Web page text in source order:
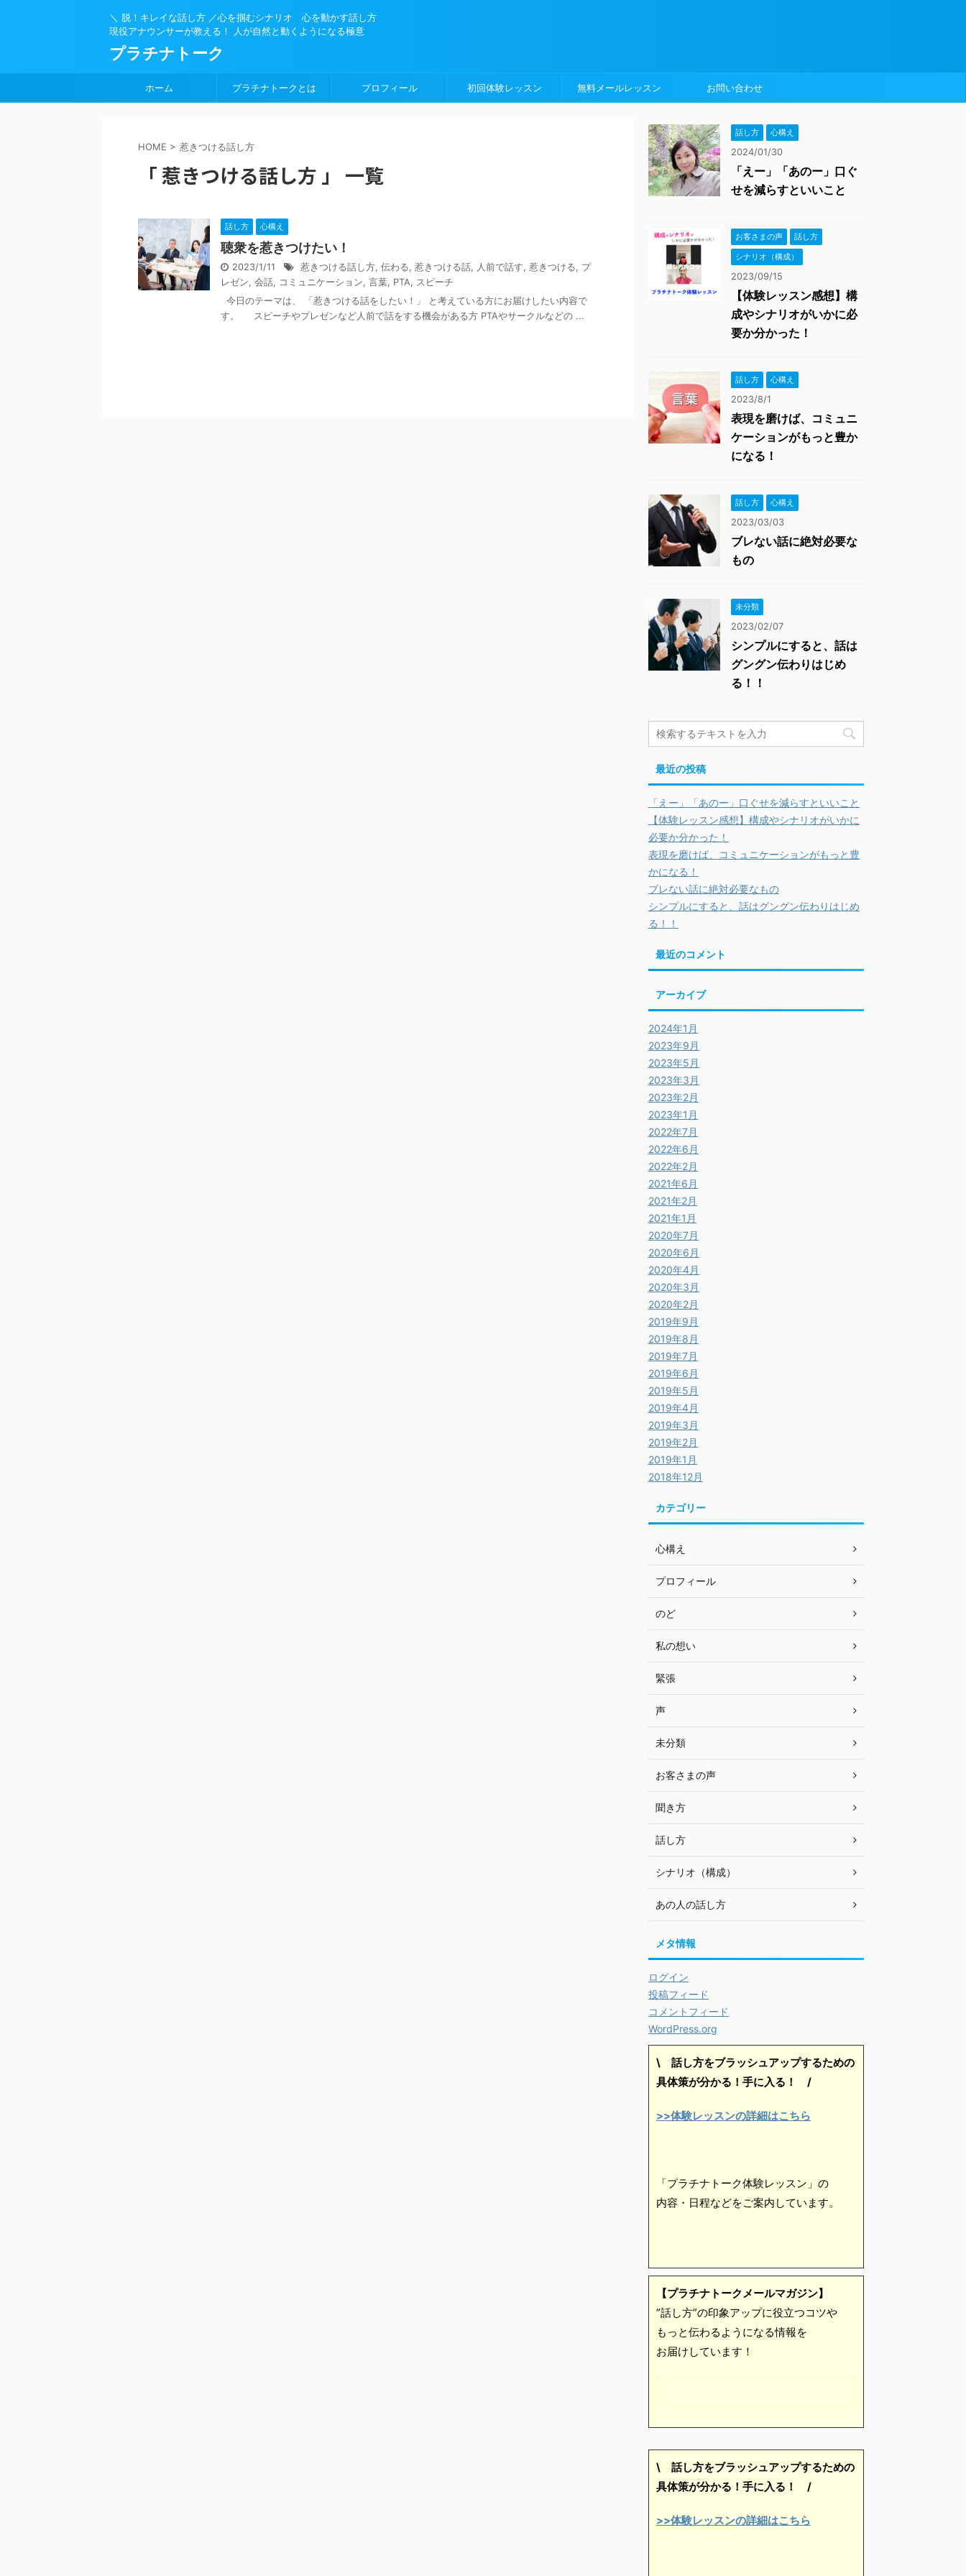
＼ 脱！キレイな話し方 ／心を掴むシナリオ 心を動かす話し方
現役アナウンサーが教える！ 人が自然と動くようになる極意
プラチナトーク
ホーム プラチナトークとは プロフィール 初回体験レッスン 無料メールレッスン お問い合わせ
HOME > 惹きつける話し方
「 惹きつける話し方 」 一覧
話し方 心構え
聴衆を惹きつけたい！
2023/1/11 惹きつける話し方, 伝わる, 惹きつける話, 人前で話す, 惹きつける, プ
レゼン, 会話, コミュニケーション, 言葉, PTA, スピーチ
今日のテーマは、 「惹きつける話をしたい！」 と考えている方にお届けしたい内容で
す。 スピーチやプレゼンなど人前で話をする機会がある方 PTAやサークルなどの ...
話し方 心構え
2024/01/30
「えー」「あのー」口ぐ
せを減らすといいこと
お客さまの声
話し方
シナリオ（構成）
2023/09/15
【体験レッスン感想】構
成やシナリオがいかに必
要か分かった！
話し方 心構え
2023/8/1
表現を磨けば、コミュニ
ケーションがもっと豊か
になる！
話し方 心構え
2023/03/03
ブレない話に絶対必要な
もの
未分類
2023/02/07
シンプルにすると、話は
グングン伝わりはじめ
る！！
最近の投稿
「えー」「あのー」口ぐせを減らすといいこと
【体験レッスン感想】構成やシナリオがいかに
必要か分かった！
表現を磨けば、コミュニケーションがもっと豊
かになる！
ブレない話に絶対必要なもの
シンプルにすると、話はグングン伝わりはじめ
る！！
最近のコメント
アーカイブ
2024年1月
2023年9月
2023年5月
2023年3月
2023年2月
2023年1月
2022年7月
2022年6月
2022年2月
2021年6月
2021年2月
2021年1月
2020年7月
2020年6月
2020年4月
2020年3月
2020年2月
2019年9月
2019年8月
2019年7月
2019年6月
2019年5月
2019年4月
2019年3月
2019年2月
2019年1月
2018年12月
カテゴリー
心構え
プロフィール
のど
私の想い
緊張
声
未分類
お客さまの声
聞き方
話し方
シナリオ（構成）
あの人の話し方
メタ情報
ログイン
投稿フィード
コメントフィード
WordPress.org
\ 話し方をブラッシュアップするための
具体策が分かる！手に入る！ /
>>体験レッスンの詳細はこちら
「プラチナトーク体験レッスン」の
内容・日程などをご案内しています。
【プラチナトークメールマガジン】
”話し方”の印象アップに役立つコツや
もっと伝わるようになる情報を
お届けしています！
\ 話し方をブラッシュアップするための
具体策が分かる！手に入る！ /
>>体験レッスンの詳細はこちら